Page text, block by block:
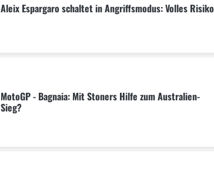
Aleix Espargaro schaltet in Angriffsmodus: Volles Risiko
MotoGP - Bagnaia: Mit Stoners Hilfe zum Australien-
Sieg?